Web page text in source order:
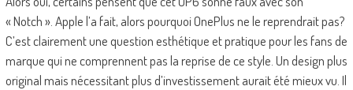
« Notch ». Apple l’a fait, alors pourquoi OnePlus ne le reprendrait pas?
C’est clairement une question esthétique et pratique pour les fans de
marque qui ne comprennent pas la reprise de ce style. Un design plus
original mais nécessitant plus d’investissement aurait été mieux vu. Il